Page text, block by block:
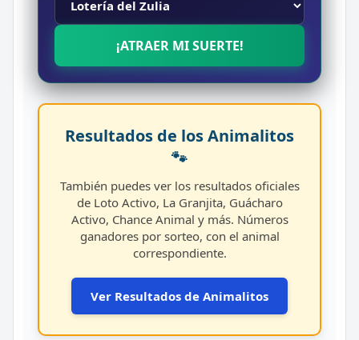
¡ATRAER MI SUERTE!
Resultados de los Animalitos
🐾
También puedes ver los resultados oficiales
de Loto Activo, La Granjita, Guácharo
Activo, Chance Animal y más. Números
ganadores por sorteo, con el animal
correspondiente.
Ver Resultados de Animalitos